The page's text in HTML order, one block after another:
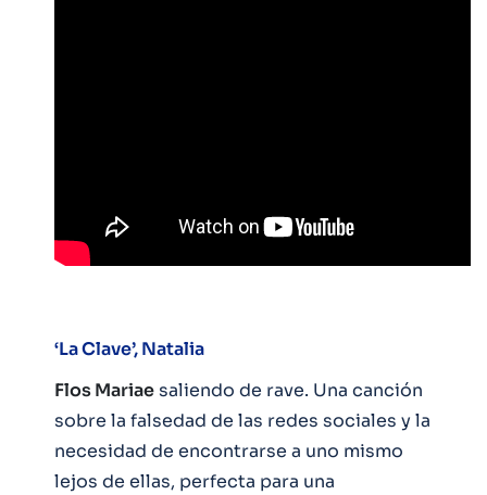
‘La Clave’, Natalia
Flos Mariaesaliendo de rave. Una canción
sobre la falsedad de las redes sociales y la
necesidad de encontrarse a uno mismo
lejos de ellas, perfecta para una